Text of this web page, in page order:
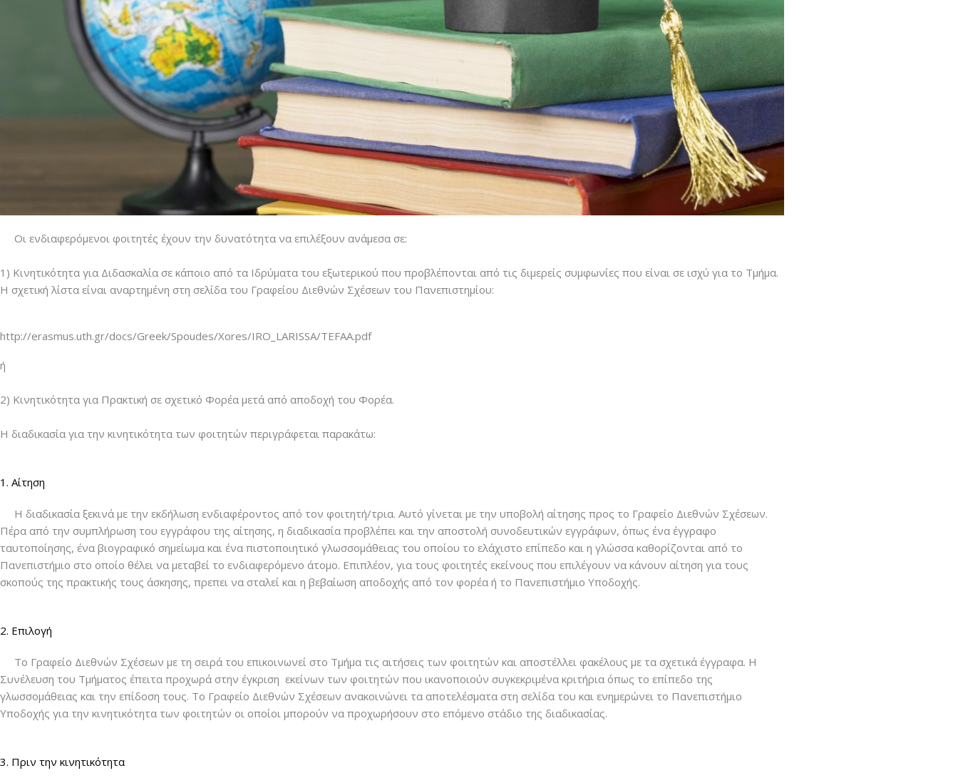
Οι ενδιαφερόμενοι φοιτητές έχουν την δυνατότητα να επιλέξουν ανάμεσα σε:
1) Κινητικότητα για Διδασκαλία σε κάποιο από τα Ιδρύματα του εξωτερικού που προβλέπονται από τις διμερείς συμφωνίες που είναι σε ισχύ για το Τμήμα.
Η σχετική λίστα είναι αναρτημένη στη σελίδα του Γραφείου Διεθνών Σχέσεων του Πανεπιστημίου:
http://erasmus.uth.gr/docs/Greek/Spoudes/Xores/IRO_LARISSA/TEFAA.pdf
ή
2) Κινητικότητα για Πρακτική σε σχετικό Φορέα μετά από αποδοχή του Φορέα.
Η διαδικασία για την κινητικότητα των φοιτητών περιγράφεται παρακάτω:
1. Αίτηση
Η διαδικασία ξεκινά με την εκδήλωση ενδιαφέροντος από τον φοιτητή/τρια. Αυτό γίνεται με την υποβολή αίτησης προς το Γραφείο Διεθνών Σχέσεων.
Πέρα από την συμπλήρωση του εγγράφου της αίτησης, η διαδικασία προβλέπει και την αποστολή συνοδευτικών εγγράφων, όπως ένα έγγραφο
ταυτοποίησης, ένα βιογραφικό σημείωμα και ένα πιστοποιητικό γλωσσομάθειας του οποίου το ελάχιστο επίπεδο και η γλώσσα καθορίζονται από το
Πανεπιστήμιο στο οποίο θέλει να μεταβεί το ενδιαφερόμενο άτομο. Επιπλέον, για τους φοιτητές εκείνους που επιλέγουν να κάνουν αίτηση για τους
σκοπούς της πρακτικής τους άσκησης, πρεπει να σταλεί και η βεβαίωση αποδοχής από τον φορέα ή το Πανεπιστήμιο Υποδοχής.
2. Επιλογή
Το Γραφείο Διεθνών Σχέσεων με τη σειρά του επικοινωνεί στο Τμήμα τις αιτήσεις των φοιτητών και αποστέλλει φακέλους με τα σχετικά έγγραφα. Η
Συνέλευση του Τμήματος έπειτα προχωρά στην έγκριση εκείνων των φοιτητών που ικανοποιούν συγκεκριμένα κριτήρια όπως το επίπεδο της
γλωσσομάθειας και την επίδοση τους. Το Γραφείο Διεθνών Σχέσεων ανακοινώνει τα αποτελέσματα στη σελίδα του και ενημερώνει το Πανεπιστήμιο
Υποδοχής για την κινητικότητα των φοιτητών οι οποίοι μπορούν να προχωρήσουν στο επόμενο στάδιο της διαδικασίας.
3. Πριν την κινητικότητα